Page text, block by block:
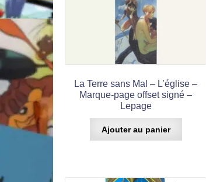
La Terre sans Mal – L’église –
Marque-page offset signé –
Lepage
Ajouter au panier